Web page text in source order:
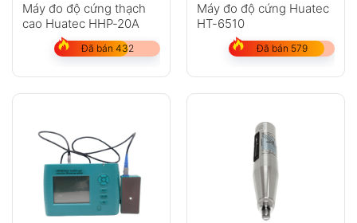
Máy đo độ cứng thạch
cao Huatec HHP-20A
Đã bán 432
Máy đo độ cứng Huatec
HT-6510
Đã bán 579